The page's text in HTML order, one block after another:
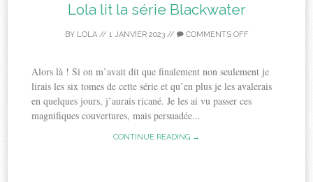
Lola lit la série Blackwater
BY LOLA// 1 JANVIER 2023// COMMENTS OFF
Alors là ! Si on m’avait dit que finalement non seulement je
lirais les six tomes de cette série et qu’en plus je les avalerais
en quelques jours, j’aurais ricané. Je les ai vu passer ces
magnifiques couvertures, mais persuadée...
CONTINUE READING →